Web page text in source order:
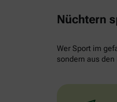
Nüchtern
Wer Sport im
sondern aus